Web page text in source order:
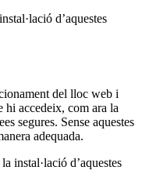
d’aquestes
del lloc web i
hi accedeix, com ara la
segures. Sense aquestes
adequada.
instal·lació d’aquestes